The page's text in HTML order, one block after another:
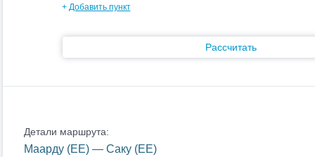
+ Добавить пункт
Рассчитать
Детали маршрута:
Маарду (EE) — Саку (EE)